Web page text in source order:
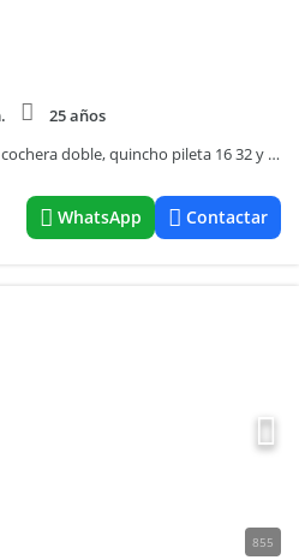
25 años
Importante casa 3 dormitorios cochera doble, quincho pileta 16 32 y 33
WhatsApp Contactar
855